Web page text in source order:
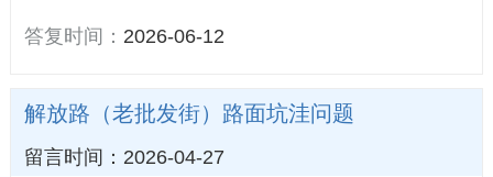
答复时间： 2026-06-12
解放路（老批发街）路面坑洼问题
留言时间：2026-04-27